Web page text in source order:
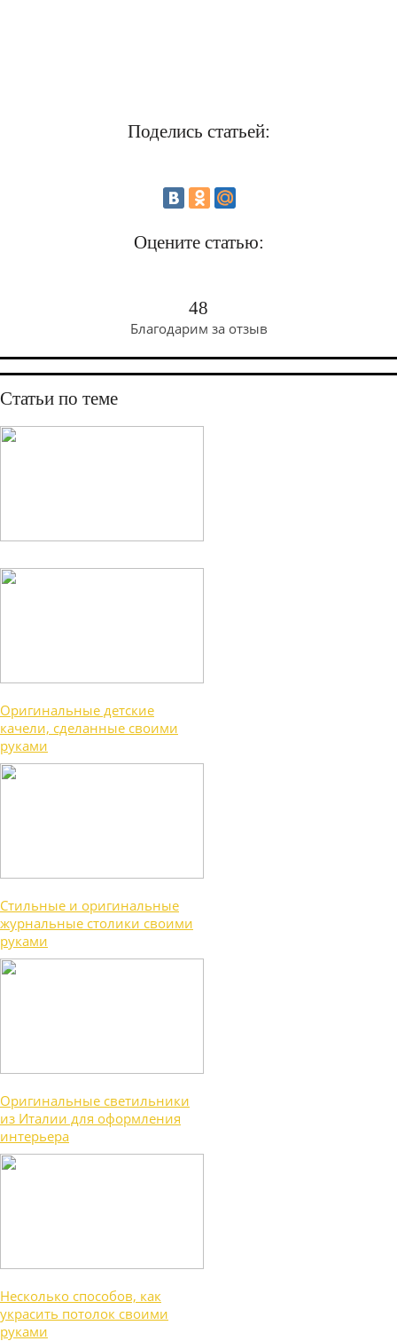
Поделись статьей:
Оцените статью:
48
Благодарим за отзыв
Статьи по теме
Оригинальные детские
качели, сделанные своими
руками
Стильные и оригинальные
журнальные столики своими
руками
Оригинальные светильники
из Италии для оформления
интерьера
Несколько способов, как
украсить потолок своими
руками